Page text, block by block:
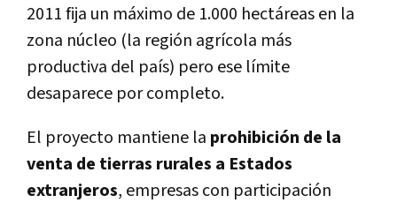
2011 fija un máximo de 1.000 hectáreas en la
zona núcleo (la región agrícola más
productiva del país) pero ese límite
desaparece por completo.
El proyecto mantiene la prohibición de la
venta de tierras rurales a Estados
extranjeros, empresas con participación